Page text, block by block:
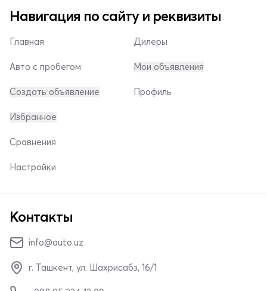
Навигация по сайту и реквизиты
Главная
Авто с пробегом
Создать объявление
Дилеры
Мои объявления
Профиль
Избранное
Сравнения
Настройки
Контакты
info@auto.uz
г. Ташкент, ул. Шахрисабз, 16/1